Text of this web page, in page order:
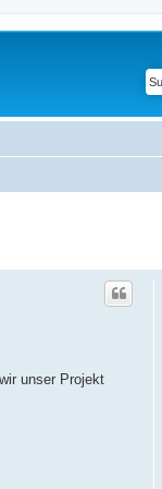
unser Projekt